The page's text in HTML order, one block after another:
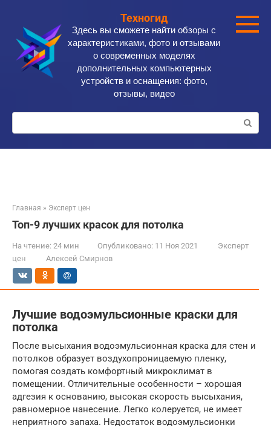
контенту
Техногид
Здесь вы сможете найти обзоры с
характеристиками, фото и отзывами
о современных моделях
дополнительных компьютерных
устройств и оснащения: фото,
отзывы, видео
Поиск:
Главная » Эксперт цен
Топ-9 лучших красок для потолка
На чтение: 24 мин Опубликовано: 11 Ноя 2021
Эксперт
цен
Алексей Смирнов
Лучшие водоэмульсионные краски для
потолка
После высыхания водоэмульсионная краска для стен и
потолков образует воздухопроницаемую пленку,
помогая создать комфортный микроклимат в
помещении. Отличительные особенности – хорошая
адгезия к основанию, высокая скорость высыхания,
равномерное нанесение. Легко колеруется, не имеет
неприятного запаха. Недостаток водоэмульсионки